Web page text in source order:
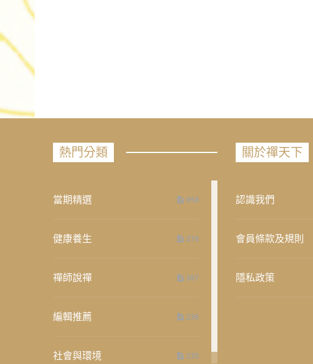
熱門分類
當期精選 658
健康養生 276
禪師說禪 267
編輯推薦 236
社會與環境 235
關於禪天下
認識我們
會員條款及規則
隱私政策